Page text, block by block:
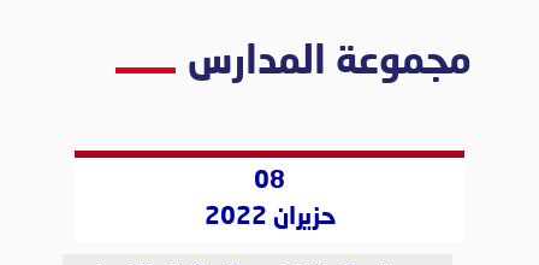
مجموعة المدارس
08
حزيران 2022